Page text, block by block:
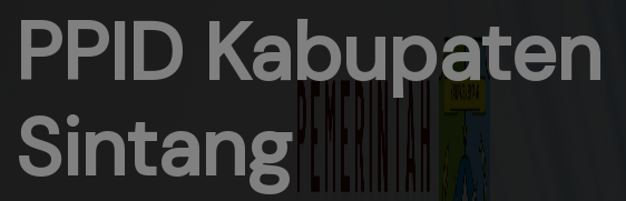
PPID Kabupaten
Sintang